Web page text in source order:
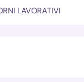
LAVORATIVI